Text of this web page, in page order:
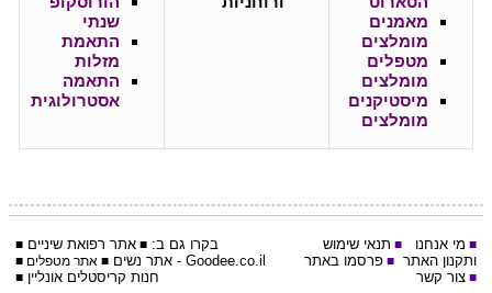
מאמנים
מומלצים
מטפלים
מומלצים
מיסטיקנים
מומלצים
שנתי
התאמת
מזלות
התאמה
אסטרולוגית
■ מי אנחנו ■ תנאי שימוש
ותקנון האתר ■ פרסמו באתר
■ צור קשר
בקרו גם ב: ■ אתר רפואת שיניים ■
Goodee.co.il - אתר נשים ■ אתר מטפלים ■
חנות קריסטלים אונליין ■